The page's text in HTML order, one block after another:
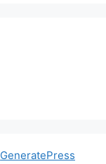
GeneratePress